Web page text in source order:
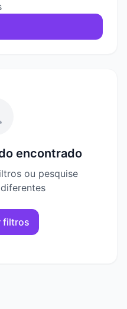
encontrado
ou pesquise
filtros